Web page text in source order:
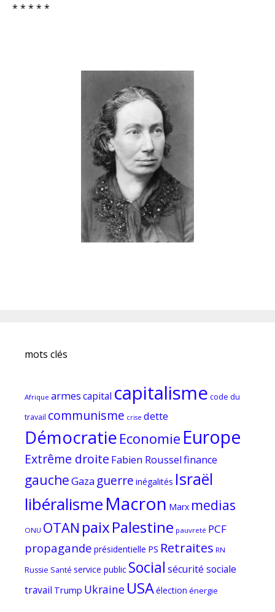
* * * * *
mots clés
Afrique armescapital capitalisme code du
travail communisme crise dette
Démocratie Economie Europe
Extrême droite Fabien Rousselfinance
gaucheGaza guerre inégalités Israël
libéralismeMacron Marx medias
ONU OTAN paixPalestine pauvreté PCF
propagande présidentielle PS Retraites RN
Russie Santé service public Social sécurité sociale
travail Trump Ukraine USAélection énergie